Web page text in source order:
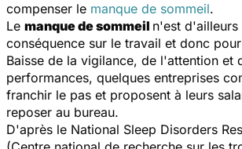
compenser le manque de sommeil.
Le manque de sommeil n'est d'ailleurs
conséquence sur le travail et donc
Baisse de la vigilance, de l'attention et
performances, quelques entreprises
franchir le pas et proposent à leurs
reposer au bureau.
D'après le National Sleep Disorders